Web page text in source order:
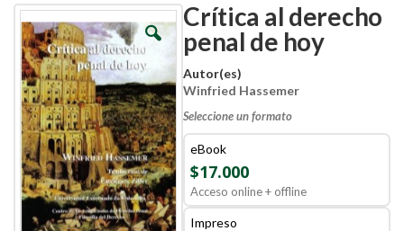
Crítica al derecho
penal de hoy
Autor(es)
Winfried Hassemer
Seleccione un formato
eBook
$17.000
Acceso online + offline
Impreso
Skip
to
the
end
of
the
images
gallery
Skip
to
the
beginning
of
the
images
gallery